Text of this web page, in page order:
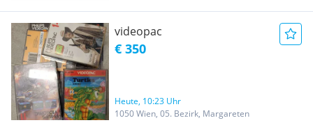
videopac
€ 350
Heute, 10:23 Uhr
1050 Wien, 05. Bezirk, Margareten